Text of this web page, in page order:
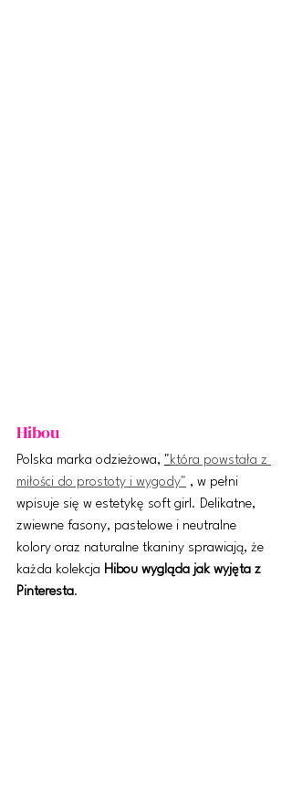
Hibou
Polska marka odzieżowa, "która powstała z
miłości do prostoty i wygody" , w pełni
wpisuje się w estetykę soft girl. Delikatne,
zwiewne fasony, pastelowe i neutralne
kolory oraz naturalne tkaniny sprawiają, że
każda kolekcja Hibou wygląda jak wyjęta z
Pinteresta.